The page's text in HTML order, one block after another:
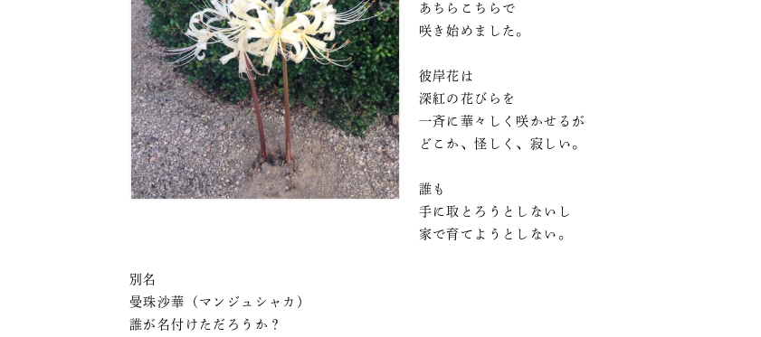
あちらこちらで
咲き始めました。
彼岸花は
深紅の花びらを
一斉に華々しく咲かせるが
どこか、怪しく、寂しい。
誰も
手に取とろうとしないし
家で育てようとしない。
別名
曼珠沙華（マンジュシャカ）
誰が名付けただろうか？